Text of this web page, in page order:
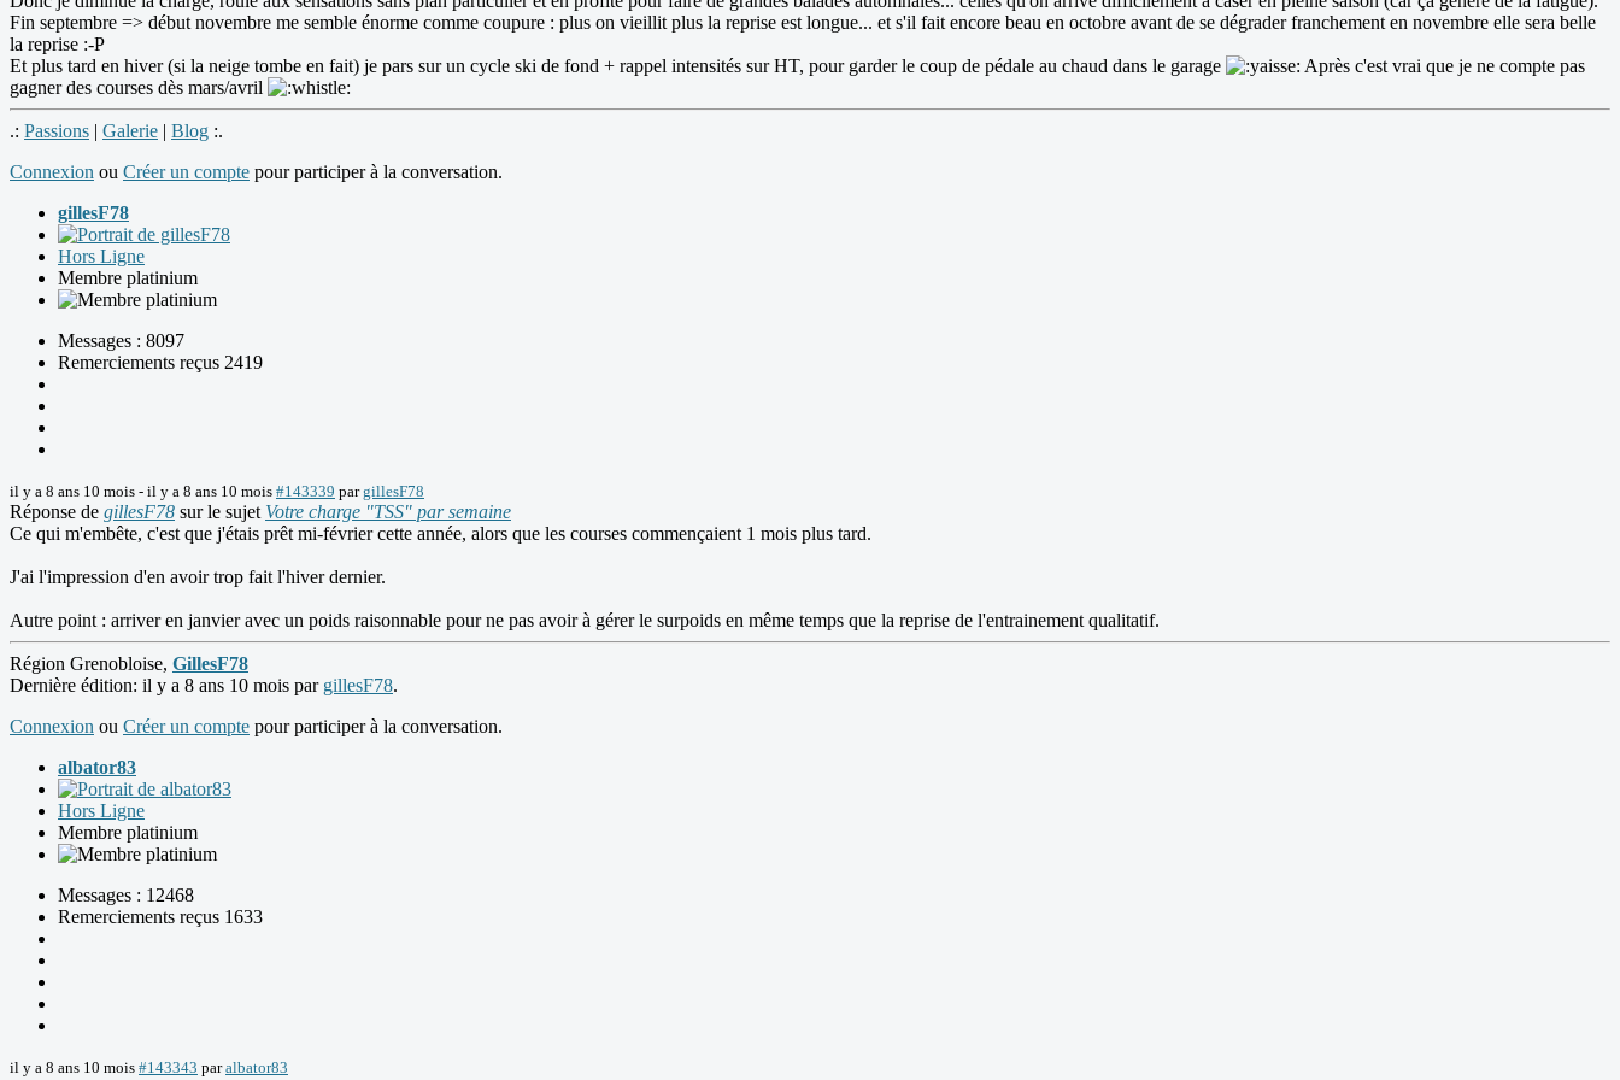
Fin septembre => début novembre me semble énorme comme coupure : plus on vieillit plus la reprise est longue... et s'il fait encore beau en octobre avant de se dégrader franchement en novembre elle sera belle
la reprise :-P
Et plus tard en hiver (si la neige tombe en fait) je pars sur un cycle ski de fond + rappel intensités sur HT, pour garder le coup de pédale au chaud dans le garage
Après c'est vrai que je ne compte pas
gagner des courses dès mars/avril
.: Passions | Galerie | Blog :.
Connexion ou Créer un compte pour participer à la conversation.
gillesF78
Hors Ligne
Membre platinium
Messages : 8097
Remerciements reçus 2419
il y a 8 ans 10 mois - il y a 8 ans 10 mois #143339 pargillesF78
Réponse de gillesF78 sur le sujet Votre charge "TSS" par semaine
Ce qui m'embête, c'est que j'étais prêt mi-février cette année, alors que les courses commençaient 1 mois plus tard.
J'ai l'impression d'en avoir trop fait l'hiver dernier.
Autre point : arriver en janvier avec un poids raisonnable pour ne pas avoir à gérer le surpoids en même temps que la reprise de l'entrainement qualitatif.
Région Grenobloise, GillesF78
Dernière édition: il y a 8 ans 10 mois par gillesF78.
Connexion ou Créer un compte pour participer à la conversation.
albator83
Hors Ligne
Membre platinium
Messages : 12468
Remerciements reçus 1633
il y a 8 ans 10 mois #143343 paralbator83